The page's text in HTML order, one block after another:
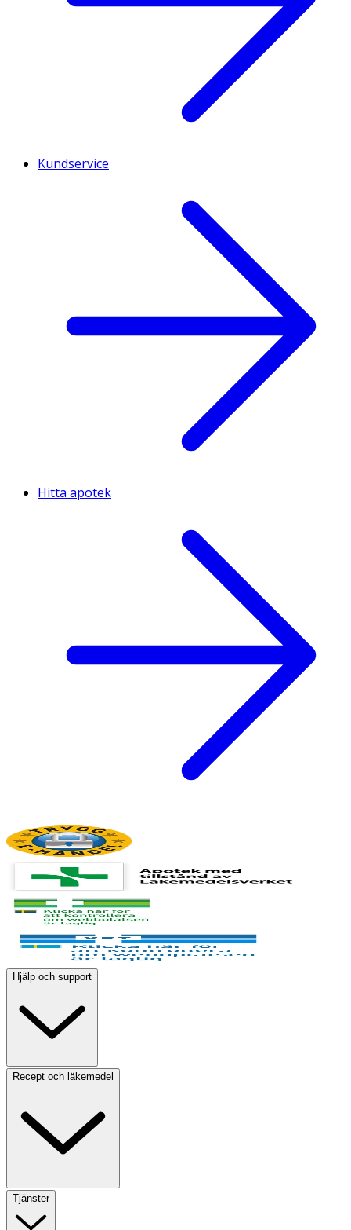
Kundservice
Hitta apotek
Hjälp och support
Recept och läkemedel
Tjänster